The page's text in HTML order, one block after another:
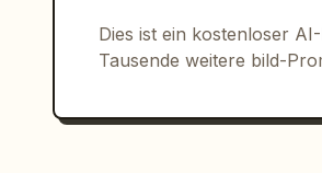
Dies ist ein kostenloser
Tausende weitere bild-